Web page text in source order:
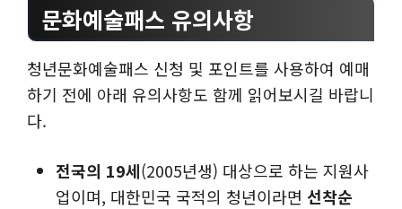
문화예술패스 유의사항
청년문화예술패스 신청 및 포인트를 사용하여 예매
하기 전에 아래 유의사항도 함께 읽어보시길 바랍니
다.
전국의 19세(2005년생) 대상으로 하는 지원사
업이며, 대한민국 국적의 청년이라면 선착순